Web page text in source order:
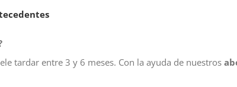
tardar entre 3 y 6 meses. Con la ayuda de nuestros